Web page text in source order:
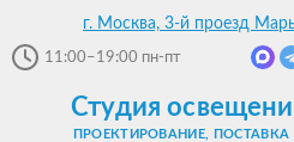
г. Москва, 3-й проезд
11:00–19:00 пн-пт
Студия
ПРОЕКТИРОВАНИЕ,